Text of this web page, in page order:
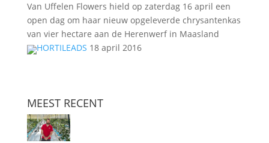
Van Uffelen Flowers hield op zaterdag 16 april een
open dag om haar nieuw opgeleverde chrysantenkas
van vier hectare aan de Herenwerf in Maasland
HORTILEADS 18 april 2016
MEEST RECENT